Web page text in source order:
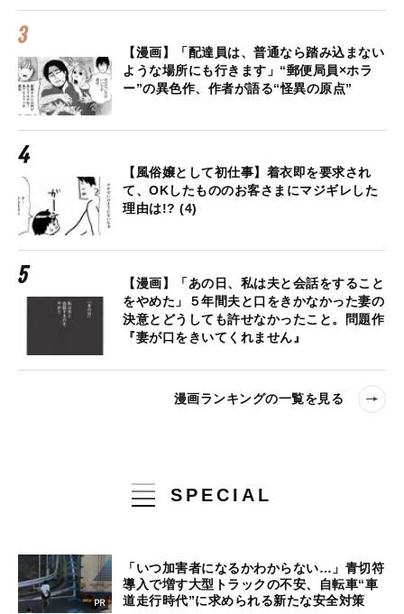
【漫画】「配達員は、普通なら踏み込まない
ような場所にも行きます」“郵便局員×ホラ
ー”の異色作、作者が語る“怪異の原点”
【風俗嬢として初仕事】着衣即を要求され
て、OKしたもののお客さまにマジギレした
理由は!? (4)
【漫画】「あの日、私は夫と会話をすること
をやめた」５年間夫と口をきかなかった妻の
決意とどうしても許せなかったこと。問題作
『妻が口をきいてくれません』
漫画ランキングの一覧を見る
SPECIAL
「いつ加害者になるかわからない…」青切符
導入で増す大型トラックの不安、自転車“車
道走行時代”に求められる新たな安全対策